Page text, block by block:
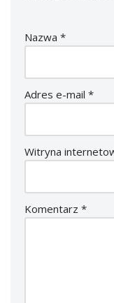
Nazwa *
Adres e-mail *
Witryna
Komentarz *